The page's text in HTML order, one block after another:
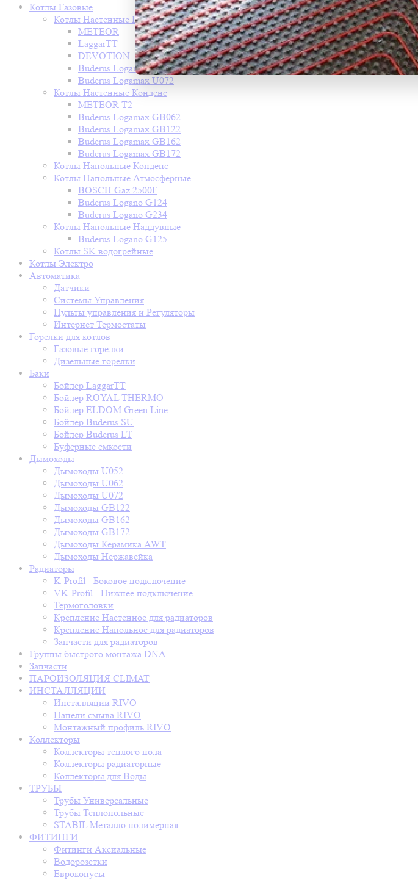
Котлы Газовые
Котлы Настенные Газовые
METEOR
LaggarTT
DEVOTION
Buderus Logamax U052
Buderus Logamax U072
Котлы Настенные Конденс
METEOR T2
Buderus Logamax GB062
Buderus Logamax GB122
Buderus Logamax GB162
Buderus Logamax GB172
Котлы Напольные Конденс
Котлы Напольные Атмосферные
BOSCH Gaz 2500F
Buderus Logano G124
Buderus Logano G234
Котлы Напольные Наддувные
Buderus Logano G125
Котлы SK водогрейные
Котлы Электро
Автоматика
Датчики
Системы Управления
Пульты управления и Регуляторы
Интернет Термостаты
Горелки для котлов
Газовые горелки
Дизельные горелки
Баки
Бойлер LaggarTT
Бойлер ROYAL THERMO
Бойлер ELDOM Green Line
Бойлер Buderus SU
Бойлер Buderus LT
Буферные емкости
Дымоходы
Дымоходы U052
Дымоходы U062
Дымоходы U072
Дымоходы GB122
Дымоходы GB162
Дымоходы GB172
Дымоходы Керамика AWT
Дымоходы Нержавейка
Радиаторы
K-Profil - Боковое подключение
VK-Profil - Нижнее подключение
Термоголовки
Крепление Настенное для радиаторов
Крепление Напольное для радиаторов
Запчасти для радиаторов
Группы быстрого монтажа DNA
Запчасти
ПАРОИЗОЛЯЦИЯ CLIMAT
ИНСТАЛЛЯЦИИ
Инсталляции RIVO
Панели смыва RIVO
Монтажный профиль RIVO
Коллекторы
Коллекторы теплого пола
Коллекторы радиаторные
Коллекторы для Воды
ТРУБЫ
Трубы Универсальные
Трубы Теплопольные
STABIL Металло полимерная
ФИТИНГИ
Фитинги Аксиальные
Водорозетки
Евроконусы